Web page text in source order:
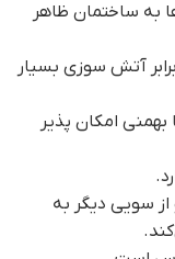
به ساختمان ظاهر
آتش سوزی بسیار
امکان پذیر
سویی دیگر به